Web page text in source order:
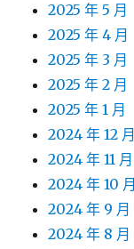
2025 年 5 月
2025 年 4 月
2025 年 3 月
2025 年 2 月
2025 年 1 月
2024 年 12 月
2024 年 11 月
2024 年 10 月
2024 年 9 月
2024 年 8 月